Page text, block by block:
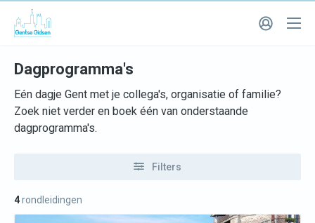
Dagprogramma's
Eén dagje Gent met je collega's, organisatie of familie?
Zoek niet verder en boek één van onderstaande
dagprogramma's.
Filters
4rondleidingen